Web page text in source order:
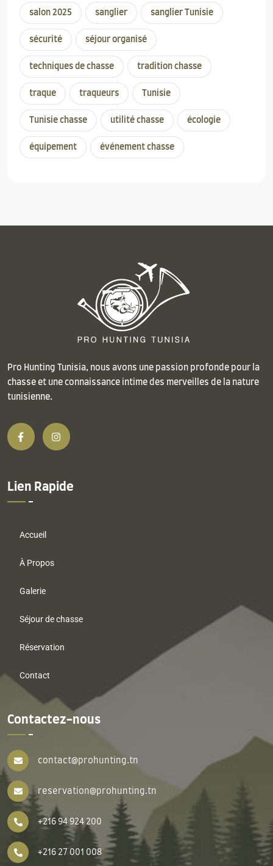
salon 2025 sanglier sanglier Tunisie
sécurité séjour organisé
techniques de chasse tradition chasse
traque traqueurs Tunisie
Tunisie chasse utilité chasse écologie
équipement événement chasse
Pro Hunting Tunisia, nous avons une passion profonde pour la
chasse et une connaissance intime des merveilles de la nature
tunisienne.
Lien Rapide
Accueil
À Propos
Galerie
Séjour de chasse
Réservation
Contact
Contactez-nous
contact@prohunting.tn
reservation@prohunting.tn
+216 94 924 200
+216 27 001 008